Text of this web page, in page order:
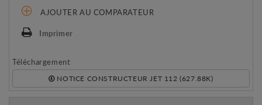
AJOUTER AU COMPARATEUR
Imprimer
Téléchargement
NOTICE CONSTRUCTEUR JET 112 (627.88K)